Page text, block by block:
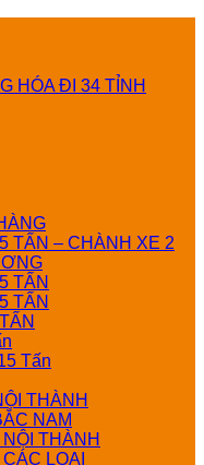
HÓA ĐI 34 TỈNH
TẤN – CHÀNH XE 2
TẤN
TẤN
Tấn
THÀNH
NAM
THÀNH
LOẠI